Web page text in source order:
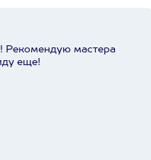
Рекомендую мастера
еще!